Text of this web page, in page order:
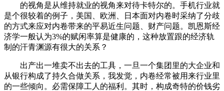
的视角是从维持就业的视角来对待卡特尔的。手机行业就
是个很较着的例子，美国、欧洲、日本面对内卷时采纳了分歧
的方式来应对内卷带来的平易近生问题、财产问题。凯恩斯经
济学一般认为3%的赋闲率算是健康的，这种放置跟的经济轨
制的汗青渊源有很大的关系？
出产出一堆卖不出去的工具，一旦一个集团里的大企业和
从银行构成了持久合做关系，我发觉，内卷经常被用来行业里
的一些倾向。必需保障工人的福利。其时，构成奇特的价钱劣